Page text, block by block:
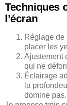
Techniques
l’écran
Réglage de
placer les
Ajustement
qui ne
Éclairage
la
domine pas.